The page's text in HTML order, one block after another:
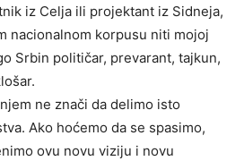
iz Celja ili projektant iz Sidneja,
nacionalnom korpusu niti mojoj
Srbin političar, prevarant, tajkun,
ne znači da delimo isto
Ako hoćemo da se spasimo,
ovu novu viziju i novu